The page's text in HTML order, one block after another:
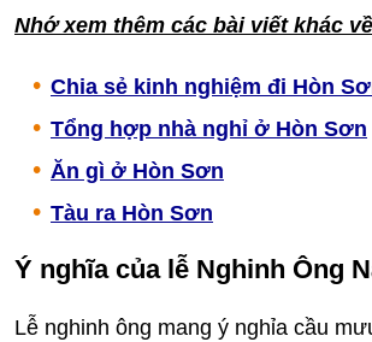
Nhớ xem thêm các bài viết khác
Chia sẻ kinh nghiệm đi Hòn
Tổng hợp nhà nghỉ ở Hòn Sơn
Ăn gì ở Hòn Sơn
Tàu ra Hòn Sơn
Ý nghĩa của lễ Nghinh Ông
Lễ nghinh ông mang ý nghỉa cầu